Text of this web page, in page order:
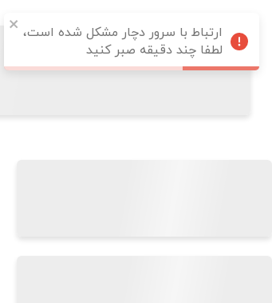
ارتباط با سرور دچار مشکل شده است،
لطفا چند دقیقه صبر کنید